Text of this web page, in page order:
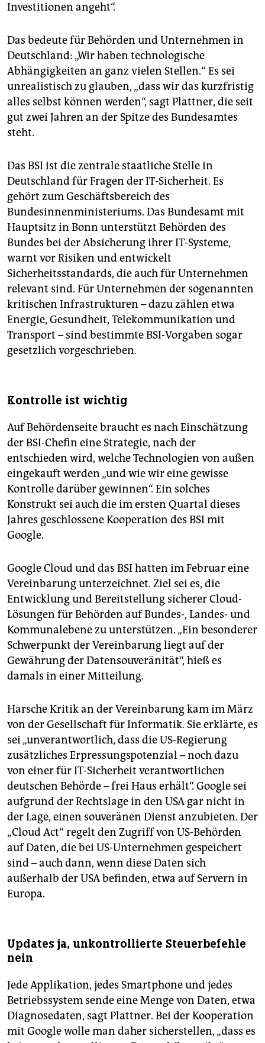
Investitionen angeht“.
Das bedeute für Behörden und Unternehmen in
Deutschland: „Wir haben technologische
Abhängigkeiten an ganz vielen Stellen.“ Es sei
unrealistisch zu glauben, „dass wir das kurzfristig
alles selbst können werden“, sagt Plattner, die seit
gut zwei Jahren an der Spitze des Bundesamtes
steht.
Das BSI ist die zentrale staatliche Stelle in
Deutschland für Fragen der IT-Sicherheit. Es
gehört zum Geschäftsbereich des
Bundesinnenministeriums. Das Bundesamt mit
Hauptsitz in Bonn unterstützt Behörden des
Bundes bei der Absicherung ihrer IT-Systeme,
warnt vor Risiken und entwickelt
Sicherheitsstandards, die auch für Unternehmen
relevant sind. Für Unternehmen der sogenannten
kritischen Infrastrukturen – dazu zählen etwa
Energie, Gesundheit, Telekommunikation und
Transport – sind bestimmte BSI-Vorgaben sogar
gesetzlich vorgeschrieben.
Kontrolle ist wichtig
Auf Behördenseite braucht es nach Einschätzung
der BSI-Chefin eine Strategie, nach der
entschieden wird, welche Technologien von außen
eingekauft werden „und wie wir eine gewisse
Kontrolle darüber gewinnen“. Ein solches
Konstrukt sei auch die im ersten Quartal dieses
Jahres geschlossene Kooperation des BSI mit
Google.
Google Cloud und das BSI hatten im Februar eine
Vereinbarung unterzeichnet. Ziel sei es, die
Entwicklung und Bereitstellung sicherer Cloud-
Lösungen für Behörden auf Bundes-, Landes- und
Kommunalebene zu unterstützen. „Ein besonderer
Schwerpunkt der Vereinbarung liegt auf der
Gewährung der Datensouveränität“, hieß es
damals in einer Mitteilung.
Harsche Kritik an der Vereinbarung kam im März
von der Gesellschaft für Informatik. Sie erklärte, es
sei „unverantwortlich, dass die US-Regierung
zusätzliches Erpressungspotenzial – noch dazu
von einer für IT-Sicherheit verantwortlichen
deutschen Behörde – frei Haus erhält“. Google sei
aufgrund der Rechtslage in den USA gar nicht in
der Lage, einen souveränen Dienst anzubieten. Der
„Cloud Act“ regelt den Zugriff von US-Behörden
auf Daten, die bei US-Unternehmen gespeichert
sind – auch dann, wenn diese Daten sich
außerhalb der USA befinden, etwa auf Servern in
Europa.
Updates ja, unkontrollierte Steuerbefehle
nein
Jede Applikation, jedes Smartphone und jedes
Betriebssystem sende eine Menge von Daten, etwa
Diagnosedaten, sagt Plattner. Bei der Kooperation
mit Google wolle man daher sicherstellen, „dass es